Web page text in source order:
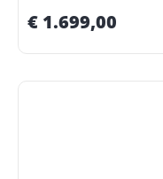
€ 1.699,00